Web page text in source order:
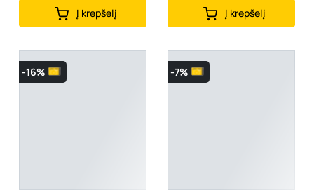
Į krepšelį Į krepšelį
-16% -7%